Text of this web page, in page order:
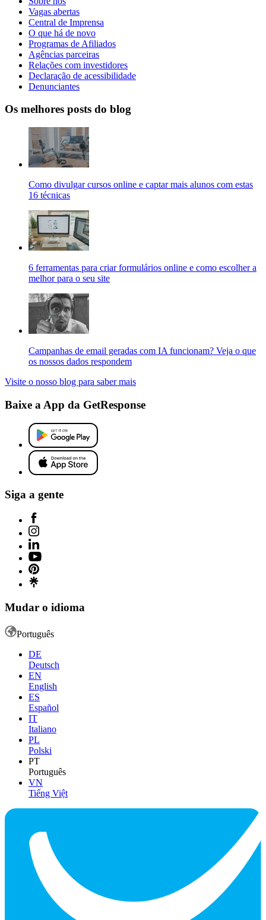
Vagas abertas
Central de Imprensa
O que há de novo
Programas de Afiliados
Agências parceiras
Relações com investidores
Declaração de acessibilidade
Denunciantes
Os melhores posts do blog
Como divulgar cursos online e captar mais alunos com estas
16 técnicas
6 ferramentas para criar formulários online e como escolher a
melhor para o seu site
Campanhas de email geradas com IA funcionam? Veja o que
os nossos dados respondem
Visite o nosso blog para saber mais
Baixe a App da GetResponse
Siga a gente
Mudar o idioma
Português
DE
Deutsch
EN
English
ES
Español
IT
Italiano
PL
Polski
PT
Português
VN
Tiếng Việt